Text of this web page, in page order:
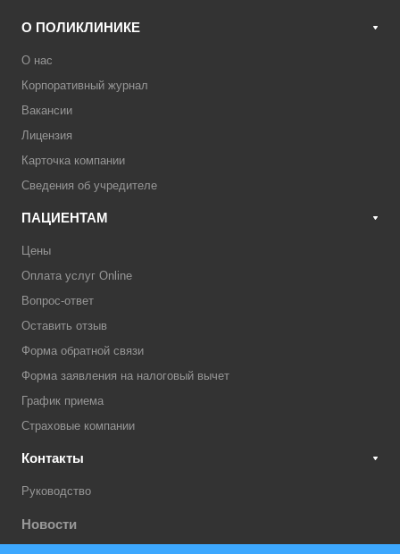
О ПОЛИКЛИНИКЕ
О нас
Корпоративный журнал
Вакансии
Лицензия
Карточка компании
Сведения об учредителе
ПАЦИЕНТАМ
Цены
Оплата услуг Online
Вопрос-ответ
Оставить отзыв
Форма обратной связи
Форма заявления на налоговый вычет
График приема
Страховые компании
Контакты
Руководство
Новости